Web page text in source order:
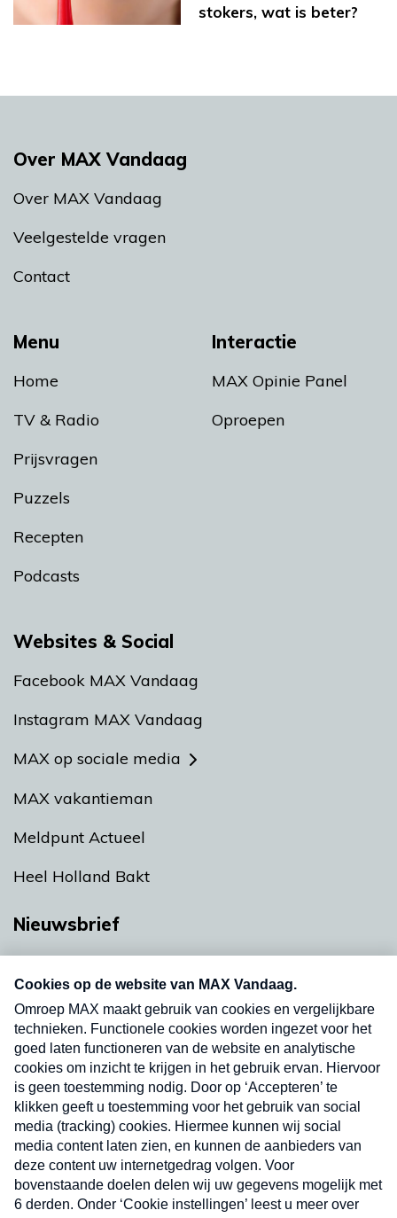
stokers, wat is beter?
Menu
Home
TV & Radio
Prijsvragen
Puzzels
Recepten
Podcasts
Interactie
MAX Opinie Panel
Oproepen
Over MAX Vandaag
Over MAX Vandaag
Veelgestelde vragen
Contact
Websites & Social
Facebook MAX Vandaag
Instagram MAX Vandaag
MAX op sociale media
MAX vakantieman
Meldpunt Actueel
Heel Holland Bakt
Nieuwsbrief
nieuwsbrief. Elke vrijdag- en dinsdagochtend in
uw mailbox.
Verzend